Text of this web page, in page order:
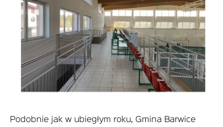
Podobnie jak w ubiegłym roku, Gmina Barwice